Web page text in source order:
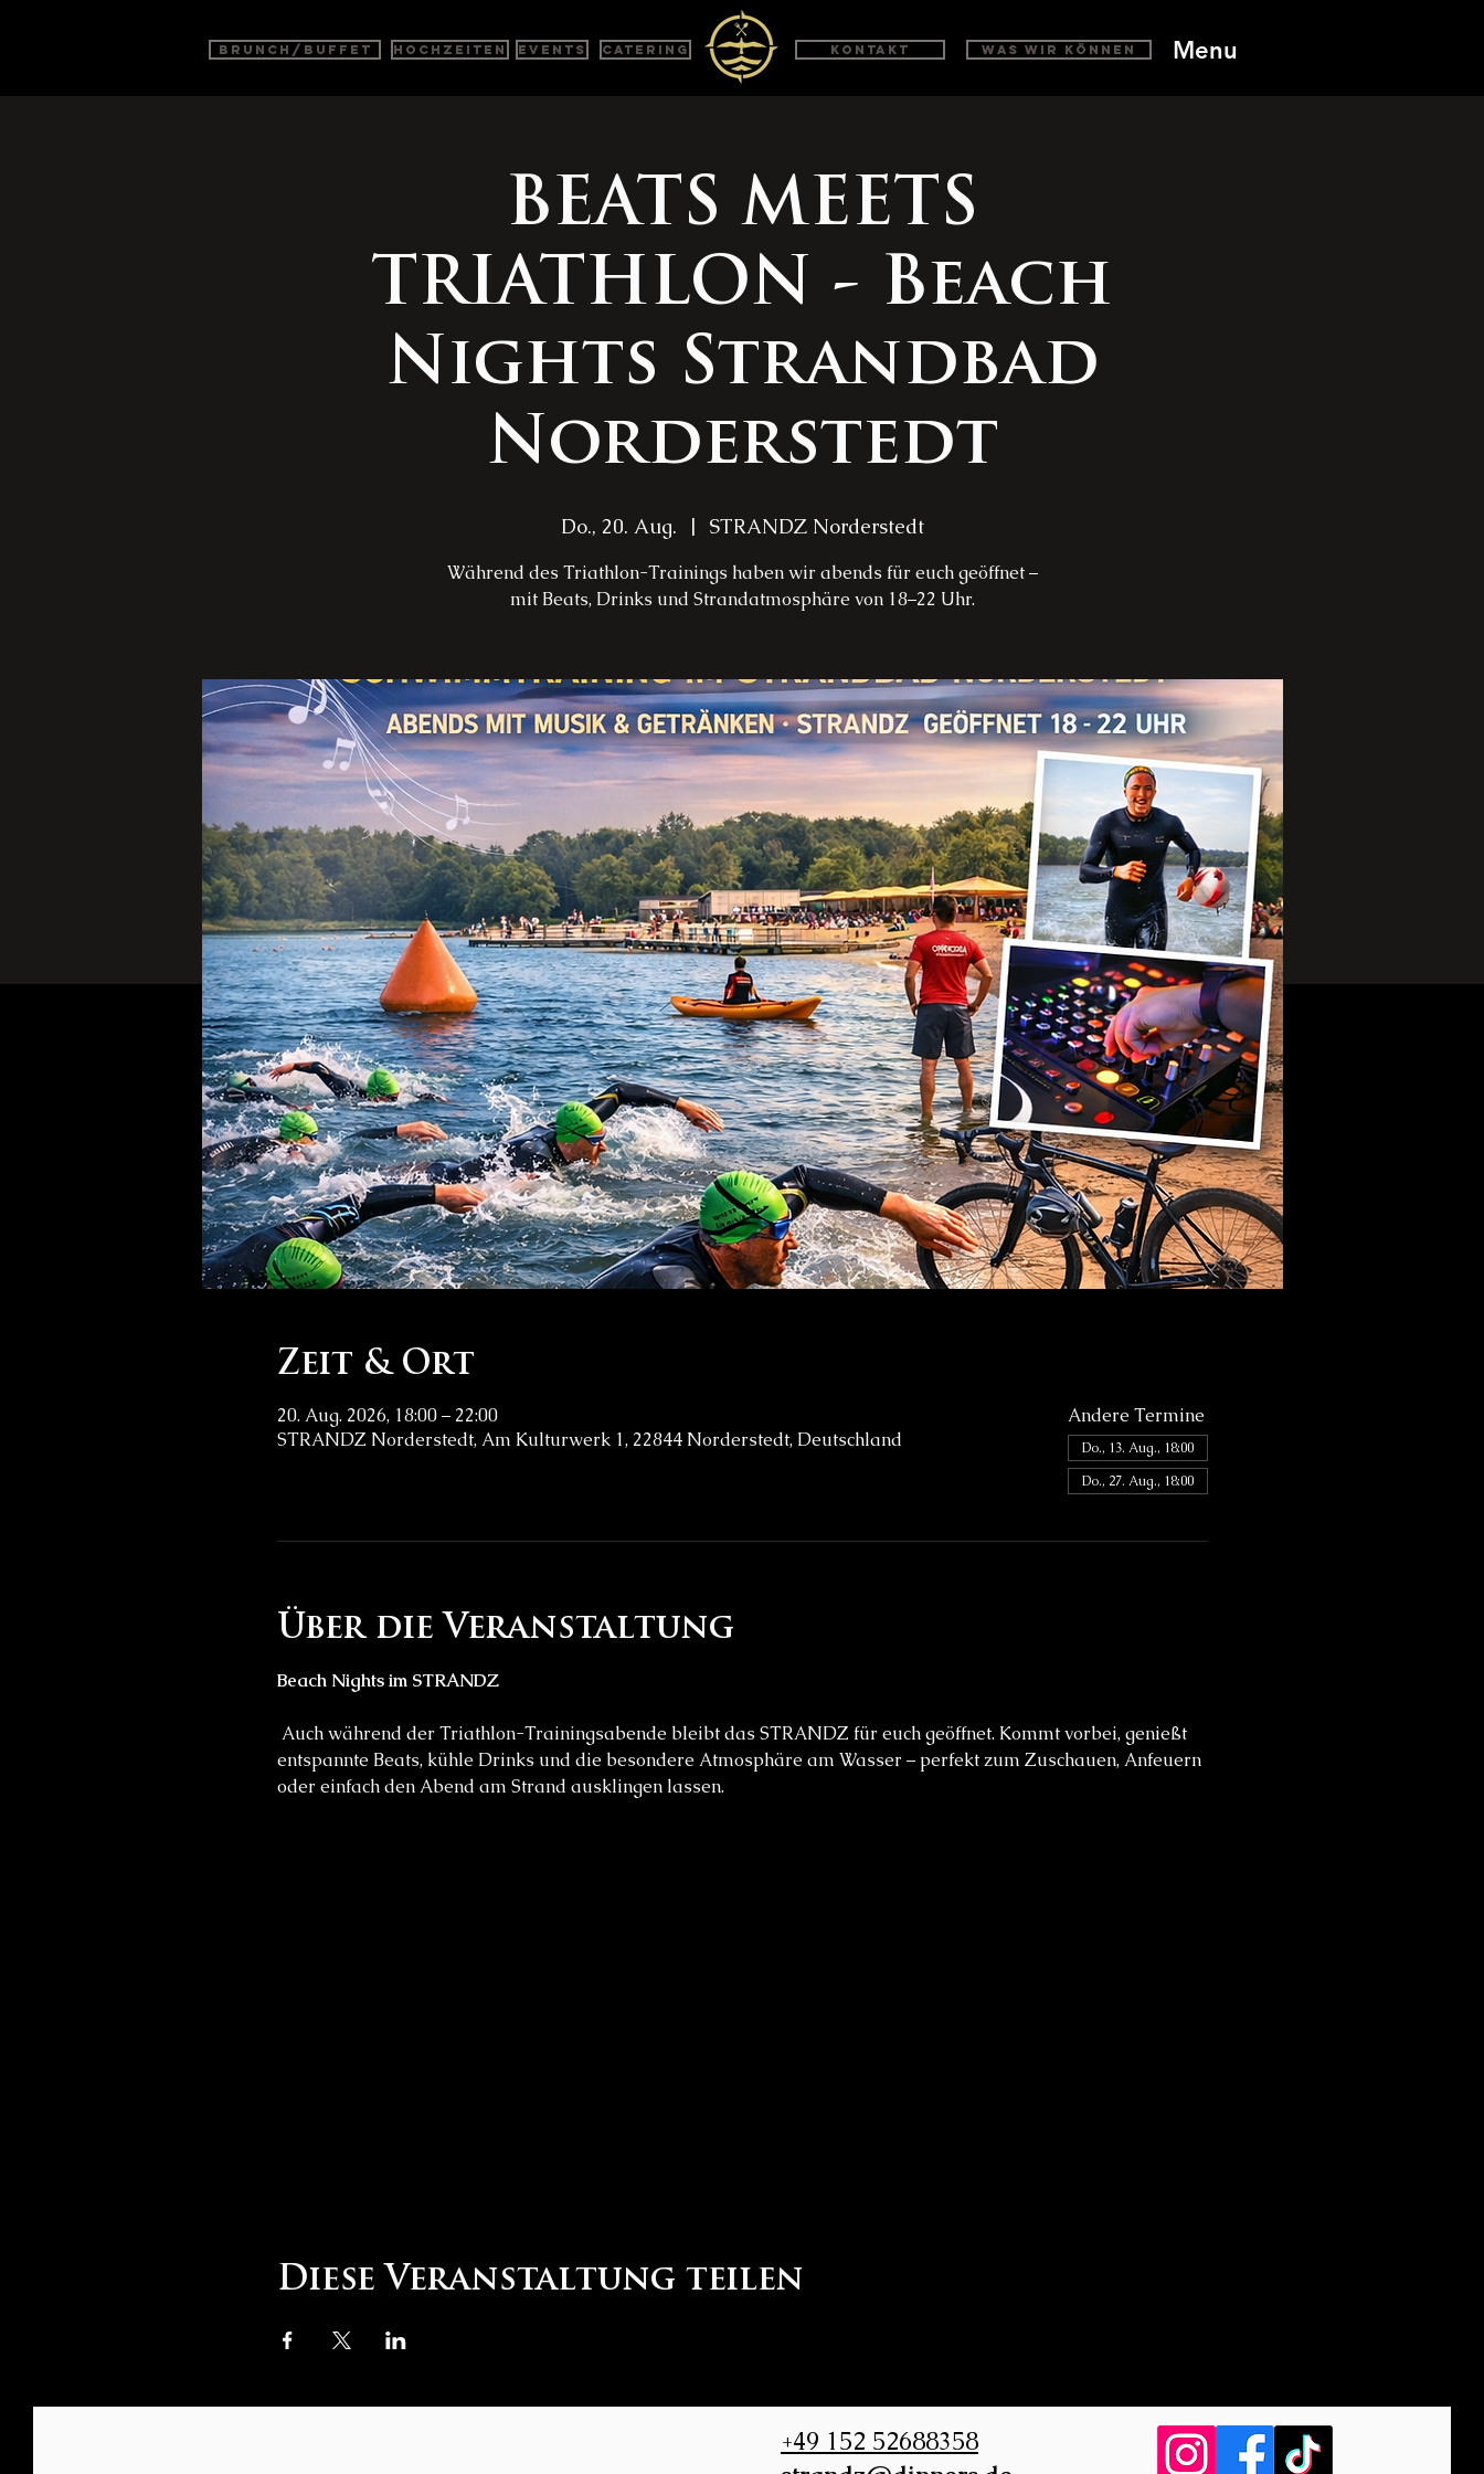
BRUNCH/BUFFET Hochzeiten Events Catering Kontakt Was wir können Menu
BEATS MEETS
TRIATHLON - Beach
Nights Strandbad
Norderstedt
Do., 20. Aug.
  |
STRANDZ Norderstedt
Während des Triathlon-Trainings haben wir abends für euch geöffnet –
mit Beats, Drinks und Strandatmosphäre von 18–22 Uhr.
Zeit & Ort
20. Aug. 2026, 18:00 – 22:00
STRANDZ Norderstedt, Am Kulturwerk 1, 22844 Norderstedt, Deutschland
Andere Termine
Do., 13. Aug., 18:00
Do., 27. Aug., 18:00
Über die Veranstaltung
Beach Nights im STRANDZ
entspannte Beats, kühle Drinks und die besondere Atmosphäre am Wasser – perfekt zum Zuschauen, Anfeuern
oder einfach den Abend am Strand ausklingen lassen.
Diese Veranstaltung teilen
+49 152 52688358